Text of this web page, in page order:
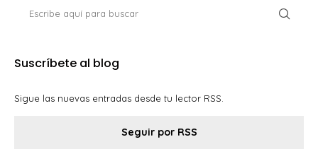
Suscríbete al blog
Sigue las nuevas entradas desde tu lector RSS.
Seguir por RSS